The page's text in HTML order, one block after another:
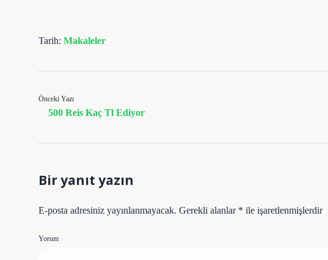
Tarih: Makaleler
Önceki Yazı
500 Reis Kaç Tl Ediyor
Bir yanıt yazın
E-posta adresiniz yayınlanmayacak. Gerekli alanlar * ile işaretlenmişlerdir
Yorum